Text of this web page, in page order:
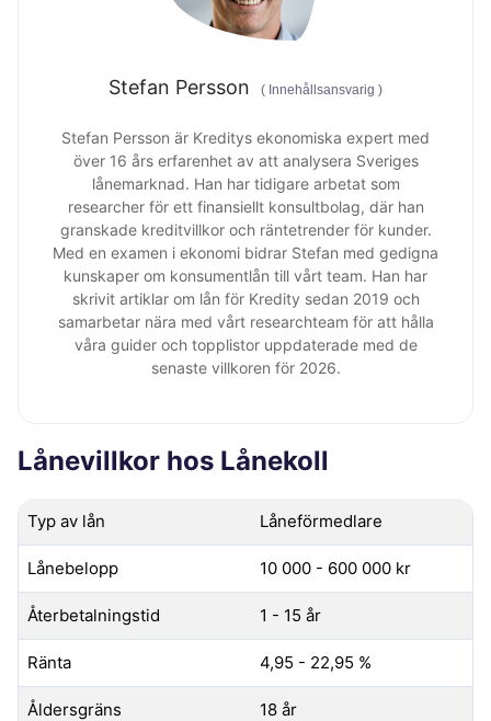
Stefan Persson ( Innehållsansvarig )
Stefan Persson är Kreditys ekonomiska expert med
över 16 års erfarenhet av att analysera Sveriges
lånemarknad. Han har tidigare arbetat som
researcher för ett finansiellt konsultbolag, där han
granskade kreditvillkor och räntetrender för kunder.
Med en examen i ekonomi bidrar Stefan med gedigna
kunskaper om konsumentlån till vårt team. Han har
skrivit artiklar om lån för Kredity sedan 2019 och
samarbetar nära med vårt researchteam för att hålla
våra guider och topplistor uppdaterade med de
senaste villkoren för 2026.
Lånevillkor hos Lånekoll
Typ av lån Låneförmedlare
Lånebelopp 10 000 - 600 000 kr
Återbetalningstid 1 - 15 år
Ränta 4,95 - 22,95 %
Åldersgräns 18 år